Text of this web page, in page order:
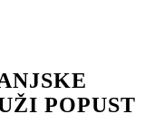
POPUST